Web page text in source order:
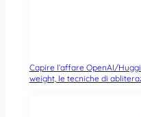
Capire l’affare OpenAI/
weight, le tecniche di